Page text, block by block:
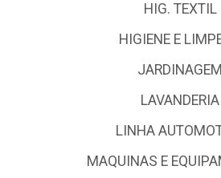
HIG. TEXTIL
HIGIENE E
JARDINAGEM
LAVANDERIA
LINHA
MAQUINAS E